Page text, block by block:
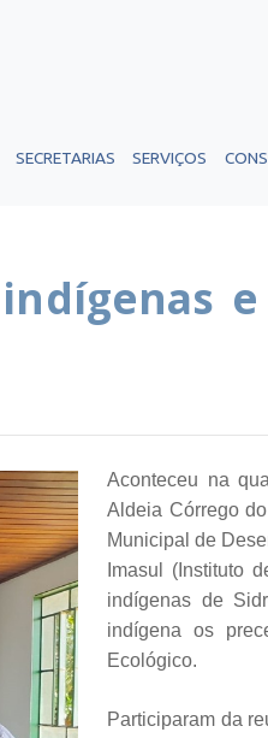
SECRETARIAS SERVIÇOS
Aconteceu na
Aldeia Córrego
Municipal de
Imasul (Instituto
indígenas de
indígena os
Ecológico.
Participaram da